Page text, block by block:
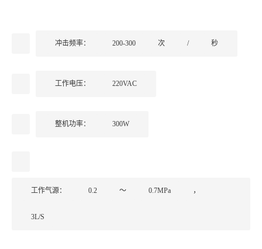
冲击频率： 200-300 次 / 秒
工作电压： 220VAC
整机功率： 300W
工作气源： 0.2 ～ 0.7MPa ，
3L/S